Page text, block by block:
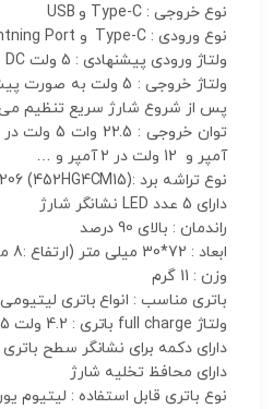
نوع خروجی : Type-C و USB
نوع ورودی : Type-C و Lightning Port و micro USB
ولتاژ ورودی پیشنهادی : 5 ولت DC
پس از شروع شارژ سریع تنظیم
آمپر و 12 ولت در 2 آمپر و …
نوع تراشه برد :(452HG4CM15) SW6206
دارای 5 عدد LED نشانگر شارژ
راندمان : بالای 90 درصد
ابعاد : 72*30 میلی متر (ارتفاع :8 میلی متر)
وزن : 11 گرم
باتری مناسب : انواع باتری لیتیومی 3.7 ولتی
ولتاژ full charge باتری : 4.2 ولت 0.5±
دارای دکمه برای نشانگر سطح باتری
دارای محافظ تخلیه شارژ
نوع باتری قابل استفاده : لیتیوم